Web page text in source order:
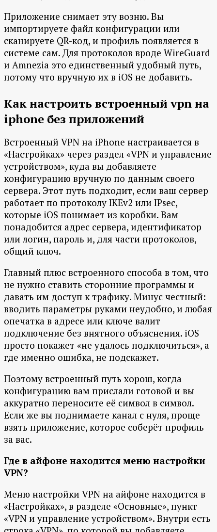
Приложение снимает эту возню. Вы
импортируете файл конфигурации или
сканируете QR-код, и профиль появляется в
системе сам. Для протоколов вроде WireGuard
и Amnezia это единственный удобный путь,
потому что вручную их в iOS не добавить.
Как настроить встроенный vpn на
iphone без приложений
Встроенный VPN на iPhone настраивается в
«Настройках» через раздел «VPN и управление
устройством», куда вы добавляете
конфигурацию вручную по данным своего
сервера. Этот путь подходит, если ваш сервер
работает по протоколу IKEv2 или IPsec,
которые iOS понимает из коробки. Вам
понадобится адрес сервера, идентификатор
или логин, пароль и, для части протоколов,
общий ключ.
Главный плюс встроенного способа в том, что
не нужно ставить сторонние программы и
давать им доступ к трафику. Минус честный:
вводить параметры руками неудобно, и любая
опечатка в адресе или ключе валит
подключение без внятного объяснения. iOS
просто покажет «не удалось подключиться», а
где именно ошибка, не подскажет.
Поэтому встроенный путь хорош, когда
конфигурацию вам прислали готовой и вы
аккуратно переносите её символ в символ.
Если же вы поднимаете канал с нуля, проще
взять приложение, которое соберёт профиль
за вас.
Где в айфоне находится меню настройки
VPN?
Меню настройки VPN на айфоне находится в
«Настройках», в разделе «Основные», пункт
«VPN и управление устройством». Внутри есть